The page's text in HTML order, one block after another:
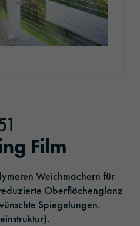
Film
Weichmachern für
Oberflächenglanz
Spiegelungen.